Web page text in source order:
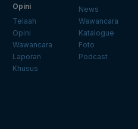
Opini
Telaah
Opini
Wawancara
Laporan
Khusus
News
Wawancara
Katalogue
Foto
Podcast